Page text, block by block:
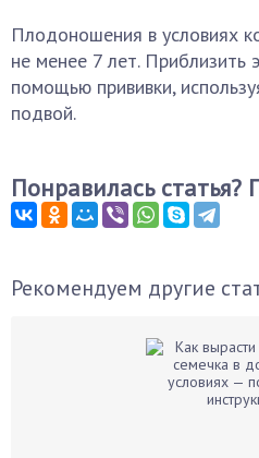
Плодоношения в условиях
не менее 7 лет.
помощью прививки,
подвой.
Понравилась статья?
Рекомендуем другие